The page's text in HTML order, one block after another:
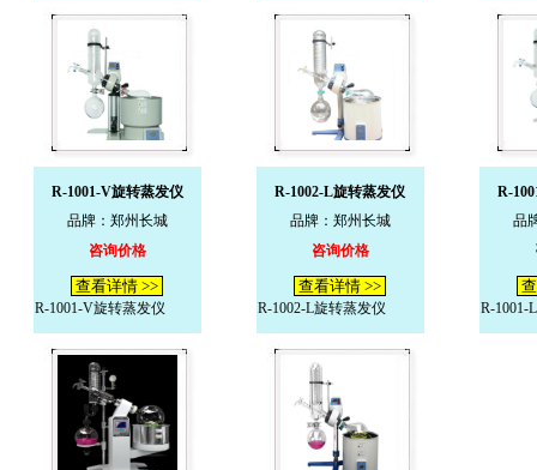
R-1001-V旋转蒸发仪
品牌：郑州长城
咨询价格
查看详情 >>
R-1001-V旋转蒸发仪
R-1002-L旋转蒸发仪
品牌：郑州长城
咨询价格
查看详情 >>
R-1002-L旋转蒸发仪
R-
品
R-1001-